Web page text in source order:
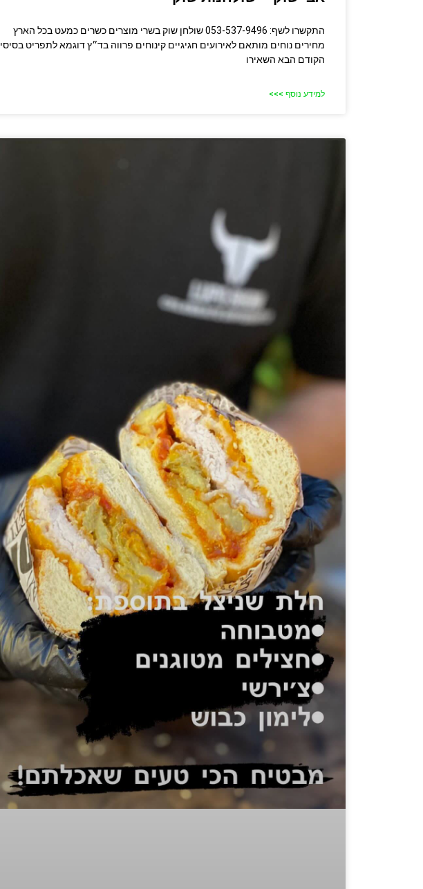
התקשרו לשף: 053-537-9496 שולחן שוק בשרי מוצרים כשרים כמעט בכל הארץ
מחירים נוחים מותאם לאירועים חגיגיים קינוחים פרווה בד״ץ דוגמא לתפריט בסיסי
הקודם הבא השאירו
למידע נוסף >>>